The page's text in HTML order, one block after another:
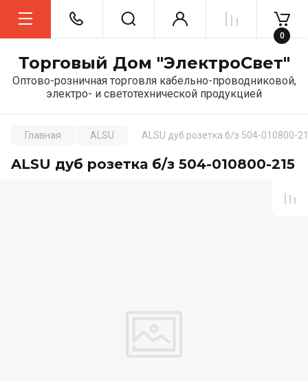
Торговый Дом "ЭлектроСвет"
Оптово-розничная торговля кабельно-проводниковой,
электро- и светотехнической продукцией
0
Главная ALSU ALSU дуб розетка б/з 504-010800-
ALSU дуб розетка б/з 504-010800-215